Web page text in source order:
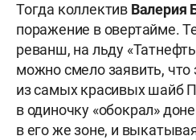
Тогда коллектив Валерия
поражение в овертайме.
реванш, на льду
можно смело заявить, что
из самых красивых шайб
в одиночку «обокрал»
в его же зоне, и